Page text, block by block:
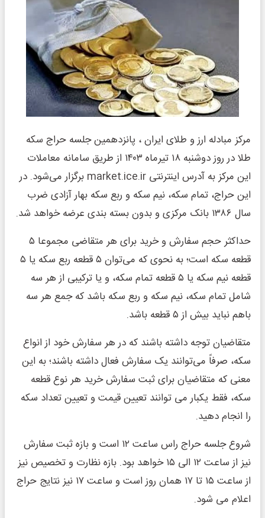
مرکز مبادله ارز و طلای ایران ، پانزدهمین جلسه حراج سکه
طلا در روز دوشنبه ۱۸ تیرماه ۱۴۰۳ از طریق سامانه معاملات
این مرکز به آدرس اینترنتی market.ice.ir برگزار می‌شود. در
این حراج، تمام سکه، نیم سکه و ربع سکه بهار آزادی ضرب
سال ۱۳۸۶ بانک مرکزی و بدون بسته بندی عرضه خواهد شد.
حداکثر حجم سفارش و خرید برای هر متقاضی مجموعا ۵
قطعه سکه است؛ به نحوی که می‌توان ۵ قطعه ربع سکه یا ۵
قطعه نیم سکه یا ۵ قطعه تمام سکه، و یا ترکیبی از هر سه
شامل تمام سکه، نیم سکه و ربع سکه باشد که جمع هر سه
باهم نباید بیش از ۵ قطعه باشد.
متقاضیان توجه داشته باشند که در هر سفارش خود از انواع
سکه، صرفاً می‌توانند یک سفارش فعال داشته باشند؛ به این
معنی که متقاضیان برای ثبت سفارش خرید هر نوع قطعه
سکه، فقط یکبار می توانند تعیین قیمت و تعیین تعداد سکه
را انجام دهید.
شروع جلسه حراج راس ساعت ۱۲ است و بازه ثبت سفارش
نیز از ساعت ۱۲ الی ۱۵ خواهد بود. بازه نظارت و تخصیص نیز
از ساعت ۱۵ تا ۱۷ همان روز است و ساعت ۱۷ نیز نتایج حراج
اعلام می شود.